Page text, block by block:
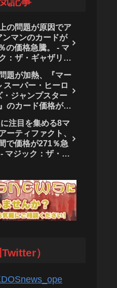
の問題が原因でア
ンマンのカードが
の価格急騰。 - マ
：ザ・ギャザリン
題が加熱、『マー
スーパー・ヒーロ
・ジャンプスター
』のカード価格が
ザ・ギャザリング
注目を集める8マ
ーティファクト、
で価格が271％急
マジック：ザ・ギ
）